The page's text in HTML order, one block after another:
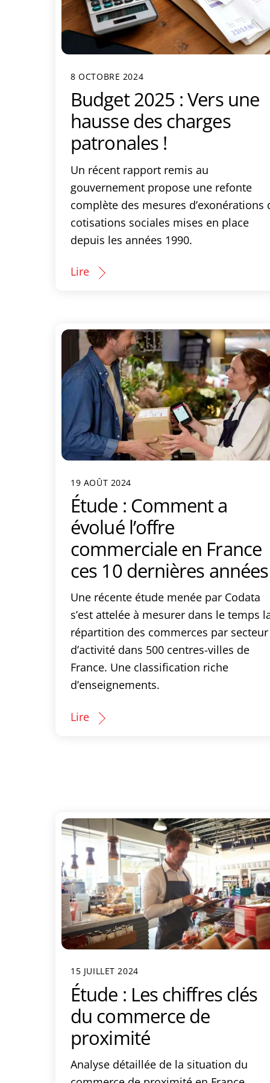
8 OCTOBRE 2024
Budget 2025 : Vers une
hausse des charges
patronales !
Un récent rapport remis au
gouvernement propose une refonte
complète des mesures d’exonérations
cotisations sociales mises en place
depuis les années 1990.
Lire
19 AOÛT 2024
Étude : Comment a
évolué l’offre
commerciale en France
ces 10 dernières années
Une récente étude menée par Codata
s’est attelée à mesurer dans le temps
répartition des commerces par secteur
d’activité dans 500 centres-villes de
France. Une classification riche
d’enseignements.
Lire
15 JUILLET 2024
Étude : Les chiffres clés
du commerce de
proximité
Analyse détaillée de la situation du